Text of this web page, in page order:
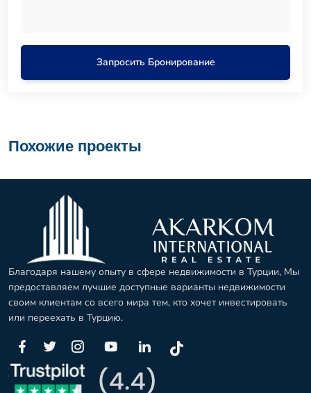
Запросить Бронирование
Похожие проекты
Благодаря нашему опыту в сфере недвижимости в Турции, Мы
предоставляем лучшие доступные варианты недвижимости
своим клиентам со всего мира тем, кто хочет инвестировать
или переехать в Турцию.